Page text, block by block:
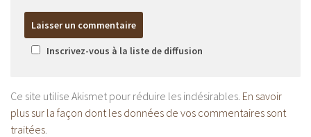
Inscrivez-vous à la liste de diffusion
Ce site utilise Akismet pour réduire les indésirables. En savoir
plus sur la façon dont les données de vos commentaires sont
traitées